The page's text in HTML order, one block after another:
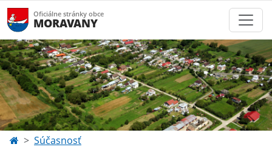
Oficiálne stránky obce
MORAVANY
Súčasnosť